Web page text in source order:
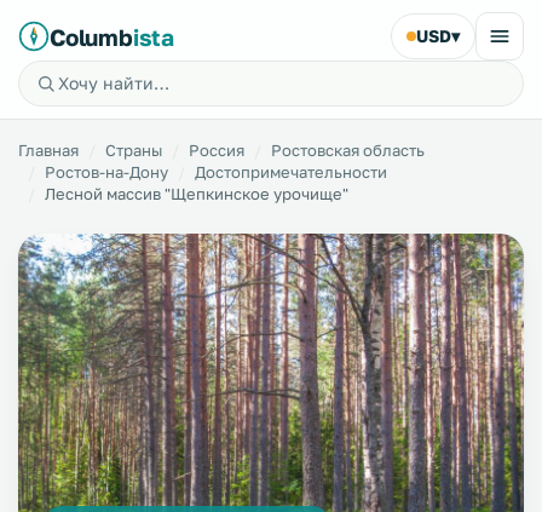
Columbista USD▾
Главная Страны Россия
Ростовская область
Ростов-на-Дону
Достопримечательности
Лесной массив "Щепкинское урочище"